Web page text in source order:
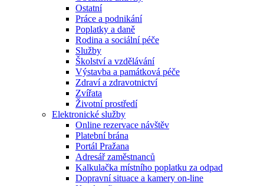
Ostatní
Práce a podnikání
Poplatky a daně
Rodina a sociální péče
Služby
Školství a vzdělávání
Výstavba a památková péče
Zdraví a zdravotnictví
Zvířata
Životní prostředí
Elektronické služby
Online rezervace návštěv
Platební brána
Portál Pražana
Adresář zaměstnanců
Kalkulačka místního poplatku za odpad
Dopravní situace a kamery on-line